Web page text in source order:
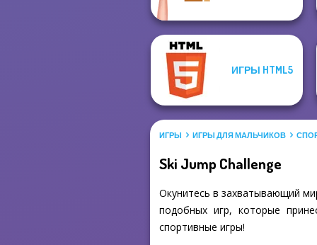
ИГРЫ HTML5
ИГРЫ ИГРЫ ДЛЯ МАЛЬЧИКОВ
Ski Jump Challenge
Окунитесь в захватывающий
подобных игр, которые
спортивные игры!